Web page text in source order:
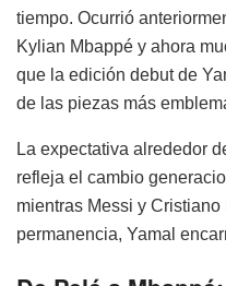
tiempo. Ocurrió
Kylian Mbappé y ahora
que la edición debut de
de las piezas más
La expectativa alrededor
refleja el cambio
mientras Messi y
permanencia, Yamal